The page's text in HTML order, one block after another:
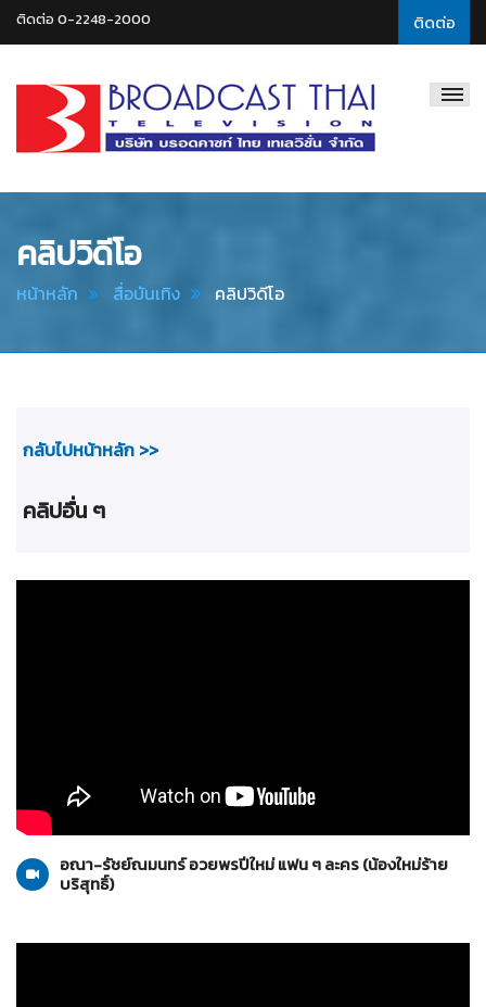
ติดต่อ
ติดต่อ 0-2248-2000
Thai
คลิปวิดีโอ
หน้าหลัก สื่อบันเทิง คลิปวิดีโอ
กลับไปหน้าหลัก >>
คลิปอื่น ๆ
10-01-2559
อณา-รัชย์ณมนทร์ อวยพรปีใหม่ แฟน ๆ ละคร (น้องใหม่ร้าย
บริสุทธิ์)